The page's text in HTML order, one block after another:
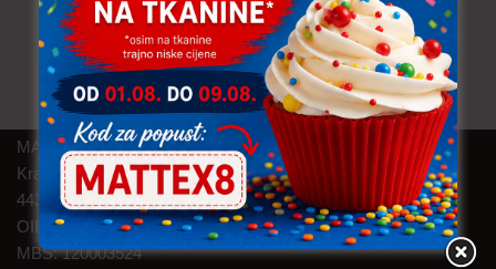
MAT TEXTILE d.o.o.
Kralja Zvonimira 46
44320 Kutina
OIB: 05145374626
MBS: 120003524